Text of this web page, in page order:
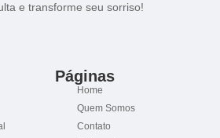
e transforme seu sorriso!
Páginas
Home
Quem Somos
Contato